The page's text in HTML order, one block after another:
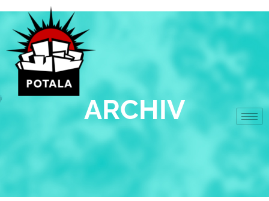
obsah
ARCHIV